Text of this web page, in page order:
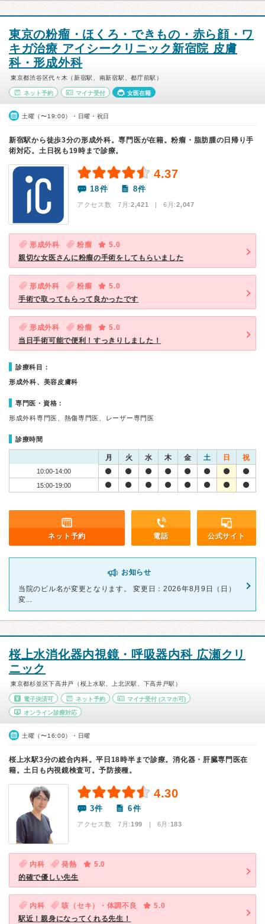
東京の粉瘤・ほくろ・できもの・赤ら顔・ワ
キガ治療 アイシークリニック新宿院 皮膚
科・形成外科
東京都渋谷区代々木（新宿駅、南新宿駅、都庁前駅）
ネット予約 マイナ受付 女医在籍
土曜（〜19:00）・日曜・祝日
新宿駅から徒歩3分の形成外科。専門医が在籍。粉瘤・脂肪腫の日帰り手
術対応。土日祝も19時まで診療。
4.37
18件 8件
アクセス数 7月:2,421 | 6月:2,047
形成外科 粉瘤
5.0
親切な女医さんに粉瘤の手術をしてもらいました
形成外科 粉瘤
5.0
手術で取ってもらって良かったです
形成外科 粉瘤
5.0
当日手術可能で便利！すっきりしました！
診療科目：
形成外科、美容皮膚科
専門医・資格：
形成外科専門医、熱傷専門医、レーザー専門医
診療時間
月 火 水 木 金 土 日 祝
10:00-14:00
15:00-19:00
ネット予約 電話 公式サイト
お知らせ
当院のビル名が変更となります。 変更日：2026年8月9日（日）
変...
桜上水消化器内視鏡・呼吸器内科 広瀬クリ
ニック
東京都杉並区下高井戸（桜上水駅、上北沢駅、下高井戸駅）
電子決済可 ネット予約 マイナ受付 (スマホ可)
オンライン診療対応
土曜（〜16:00）・日曜
桜上水駅3分の総合内科。平日18時半まで診療。消化器・肝臓専門医在
籍。土日も内視鏡検査可。予防接種。
4.30
3件 6件
アクセス数 7月:199 | 6月:183
内科 発熱
5.0
的確で優しい先生
内科 咳（セキ）・体調不良
5.0
駅近！親身になってくれる先生！